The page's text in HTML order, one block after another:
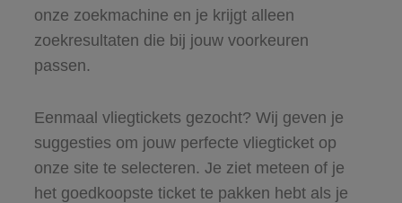
onze zoekmachine en je krijgt alleen
zoekresultaten die bij jouw voorkeuren
passen.
Eenmaal vliegtickets gezocht? Wij geven je
suggesties om jouw perfecte vliegticket op
onze site te selecteren. Je ziet meteen of je
het goedkoopste ticket te pakken hebt als je